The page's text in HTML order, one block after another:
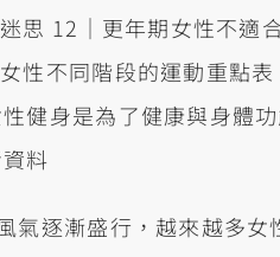
迷思 12｜更年期女性不適
女性不同階段的運動重點表
健身是為了健康與身體
料
氣逐漸盛行，越來越多